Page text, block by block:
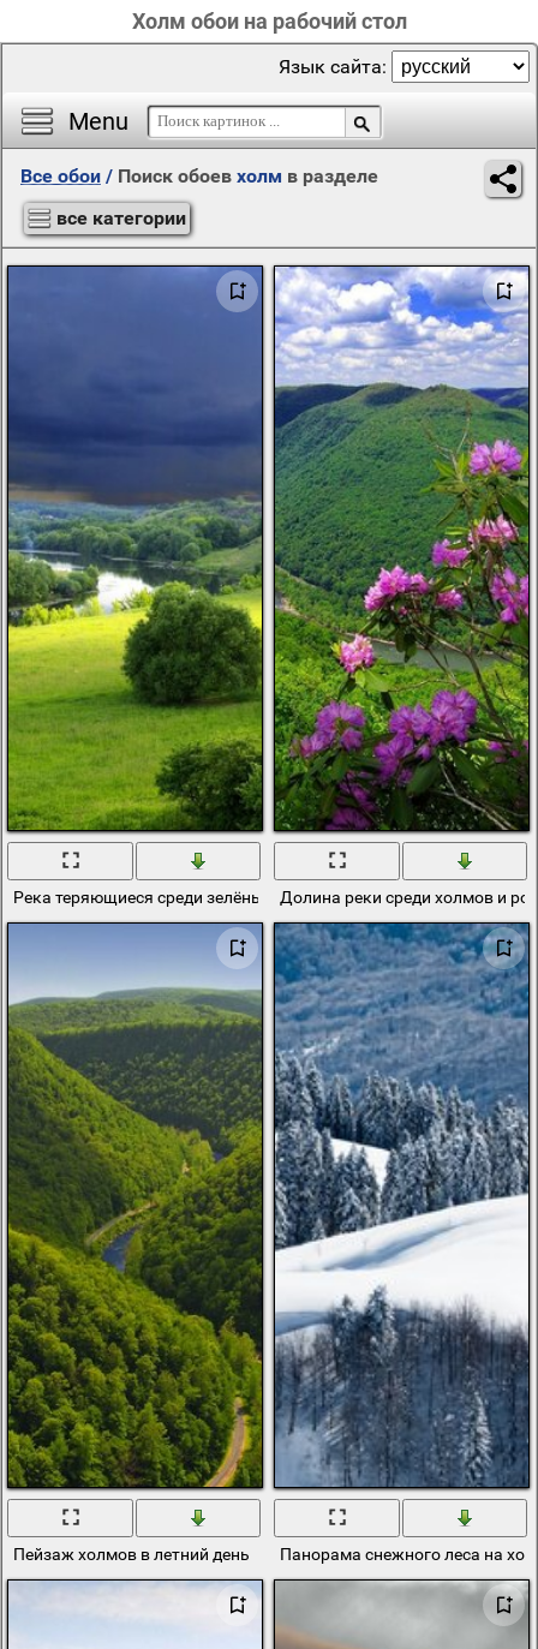
Холм обои на рабочий стол
Menu
Язык сайта:
Все обои / Поиск обоев холм в разделе
все категории
Река теряющиеся среди зелёных холмовДолина реки среди холмов и
Пейзаж холмов в летний день Панорама снежного леса на